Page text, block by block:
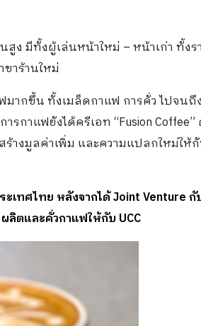
ง มีทั้งผู้เล่นหน้าใหม่ – หน้าเก่า ทั้งร
าร้านใหม่
มากขึ้น ทั้งเมล็ดกาแฟ การคั่ว ไปจนถึง
กาแฟยังได้ครีเอท “Fusion Coffee”
ร้างมูลค่าเพิ่ม และความแปลกใหม่ให้
ะเทศไทย หลังจากได้ Joint Venture
ลิตและคั่วกาแฟให้กับ UCC